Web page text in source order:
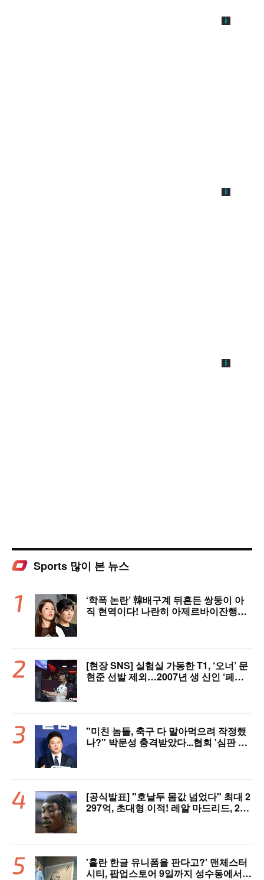
Sports 많이 본 뉴스
‘학폭 논란’ 韓배구계 뒤흔든 쌍둥이 아
직 현역이다! 나란히 아제르바이잔행→5
[현장 SNS] 실험실 가동한 T1, ‘오너’ 문
현준 선발 제외…2007년 생 신인 ‘페인
"미친 놈들, 축구 다 말아먹으려 작정했
나?" 박문성 충격받았다...협회 '심판 성
[공식발표] "호날두 몸값 넘었다" 최대 2
297억, 초대형 이적! 레알 마드리드, 21
'홀란 한글 유니폼을 판다고?' 맨체스터
시티, 팝업스토어 9일까지 성수동에서